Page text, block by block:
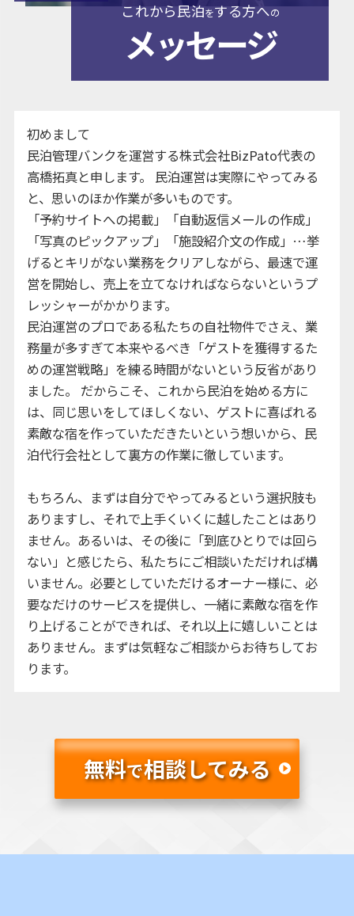
これから民泊をする方への
メッセージ
初めまして
民泊管理バンクを運営する株式会社BizPato代表の
高橋拓真と申します。 民泊運営は実際にやってみる
と、思いのほか作業が多いものです。
「予約サイトへの掲載」「自動返信メールの作成」
「写真のピックアップ」「施設紹介文の作成」…挙
げるとキリがない業務をクリアしながら、最速で運
営を開始し、売上を立てなければならないというプ
レッシャーがかかります。
民泊運営のプロである私たちの自社物件でさえ、業
務量が多すぎて本来やるべき「ゲストを獲得するた
めの運営戦略」を練る時間がないという反省があり
ました。 だからこそ、これから民泊を始める方に
は、同じ思いをしてほしくない、ゲストに喜ばれる
素敵な宿を作っていただきたいという想いから、民
泊代行会社として裏方の作業に徹しています。
もちろん、まずは自分でやってみるという選択肢も
ありますし、それで上手くいくに越したことはあり
ません。あるいは、その後に「到底ひとりでは回ら
ない」と感じたら、私たちにご相談いただければ構
いません。必要としていただけるオーナー様に、必
要なだけのサービスを提供し、一緒に素敵な宿を作
り上げることができれば、それ以上に嬉しいことは
ありません。まずは気軽なご相談からお待ちしてお
ります。
無料で相談してみる